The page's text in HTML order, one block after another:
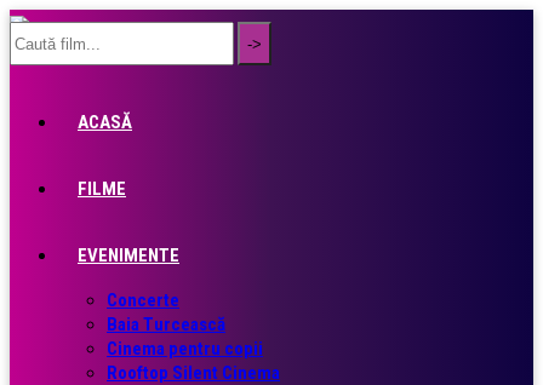
ACASĂ
FILME
EVENIMENTE
Concerte
Baia Turcească
Cinema pentru copii
Rooftop Silent Cinema